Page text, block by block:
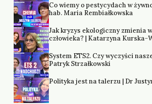
Co wiemy o pestycydach w
hab. Maria Rembiałkowska
Jak kryzys ekologiczny zmienia
człowieka? | Katarzyna Kurska-
System ETS2. Czy wyczyści
Patryk Strzałkowski
Polityka jest na talerzu | Dr